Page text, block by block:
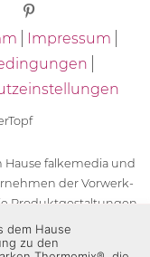
Impressum
Hause falkemedia und
der Vorwerk-
Produktgestaltungen
der Unternehmen
die Zeichen TM5®,
dem Hause
zu den